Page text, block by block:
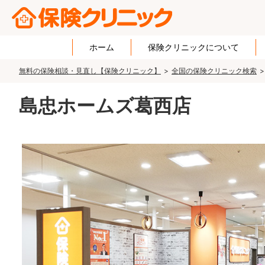
ホーム 保険クリニックについて
無料の保険相談・見直し【保険クリニック】 全国の保険クリニック検索
島忠ホームズ葛西店